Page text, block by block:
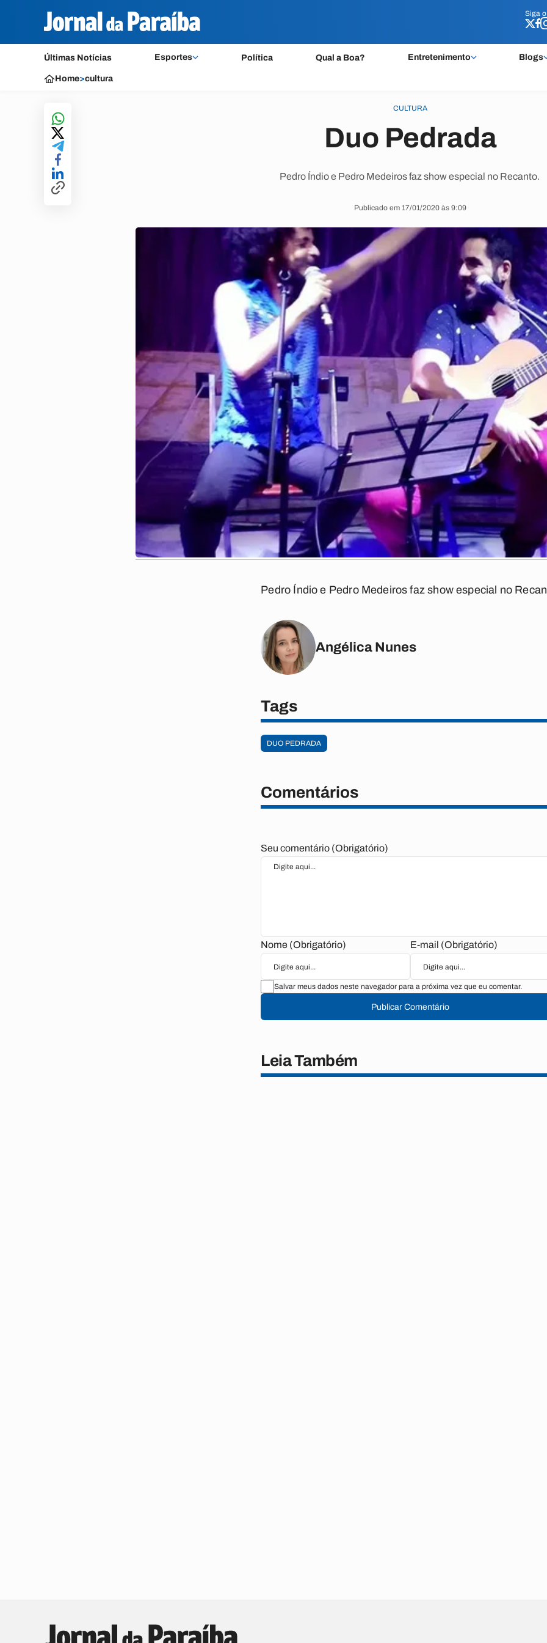
Siga
Últimas Notícias Esportes Política Qual a Boa? Entretenimento Blogs
Siga
Home>cultura
CULTURA
Duo Pedrada
Pedro Índio e Pedro Medeiros faz show especial no Recanto.
Publicado em 17/01/2020 às 9:09
Pedro Índio e Pedro Medeiros faz show especial no
Angélica Nunes
Tags
DUO PEDRADA
Comentários
Seu comentário (Obrigatório)
Nome (Obrigatório) E-mail (Obrigatório)
Salvar meus dados neste navegador para a próxima vez que eu comentar.
Publicar Comentário
Leia Também